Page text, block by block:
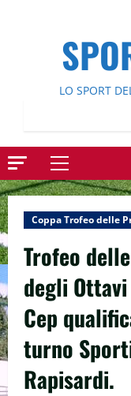
LO SPORT
Menu
principale
Coppa Trofeo delle
Trofeo
degli
Cep
turno
Rapisardi.